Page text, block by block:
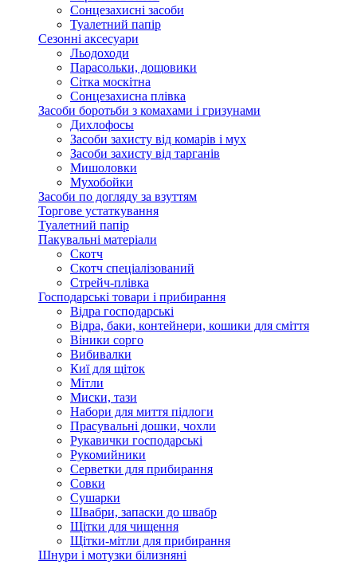
Сонцезахисні засоби
Туалетний папір
Сезонні аксесуари
Льодоходи
Парасольки, дощовики
Сітка москітна
Сонцезахисна плівка
Засоби боротьби з комахами і гризунами
Дихлофосы
Засоби захисту від комарів і мух
Засоби захисту від тарганів
Мишоловки
Мухобойки
Засоби по догляду за взуттям
Торгове устаткування
Туалетний папір
Пакувальні матеріали
Скотч
Скотч спеціалізований
Стрейч-плівка
Господарські товари і прибирання
Відра господарські
Відра, баки, контейнери, кошики для сміття
Віники сорго
Вибивалки
Киї для щіток
Мітли
Миски, тази
Набори для миття підлоги
Прасувальні дошки, чохли
Рукавички господарські
Рукомийники
Серветки для прибирання
Совки
Сушарки
Швабри, запаски до швабр
Щітки для чищення
Щітки-мітли для прибирання
Шнури і мотузки білизняні